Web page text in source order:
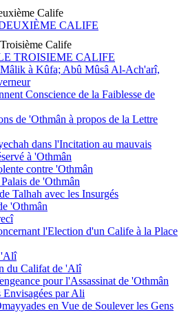
Calife
CALIFE
Calife
TROISIEME CALIFE
à Kûfa; Abû Mûsâ Al-Ach'arî,
Conscience de la Faiblesse de
de 'Othmân à propos de la Lettre
dans l'Incitation au mauvais
à 'Othmân
contre 'Othmân
de 'Othmân
Talhah avec les Insurgés
'Othmân
l'Election d'un Calife à la Place
'Alî
du Califat de 'Alî
pour l'Assassinat de 'Othmân
Envisagées par Ali
en Vue de Soulever les Gens